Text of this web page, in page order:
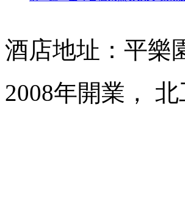
酒店地址：平樂
2008年開業，